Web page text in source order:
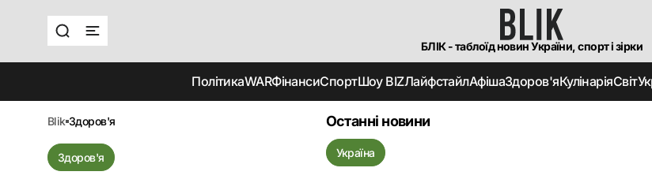
БЛІК - таблоїд новин України, спорт і зірки
ПолітикаWARФінансиСпортШоу BIZЛайфстайлАфішаЗдоров'яКулінаріяСвіт
blik здоров'я
Здоров'я
Останні новини
Україна